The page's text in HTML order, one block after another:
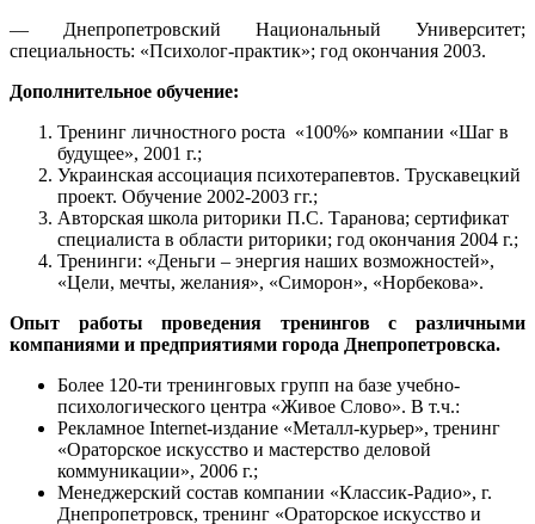
— Днепропетровский Национальный Университет;
специальность: «Психолог-практик»; год окончания 2003.
Дополнительное обучение:
Тренинг личностного роста «100%» компании «Шаг в
будущее», 2001 г.;
Украинская ассоциация психотерапевтов. Трускавецкий
проект. Обучение 2002-2003 гг.;
Авторская школа риторики П.С. Таранова; сертификат
специалиста в области риторики; год окончания 2004 г.;
Тренинги: «Деньги – энергия наших возможностей»,
«Цели, мечты, желания», «Симорон», «Норбекова».
Опыт работы проведения тренингов с различными
компаниями и предприятиями города Днепропетровска.
Более 120-ти тренинговых групп на базе учебно-
психологического центра «Живое Слово». В т.ч.:
Рекламное Internet-издание «Металл-курьер», тренинг
«Ораторское искусство и мастерство деловой
коммуникации», 2006 г.;
Менеджерский состав компании «Классик-Радио», г.
Днепропетровск, тренинг «Ораторское искусство и